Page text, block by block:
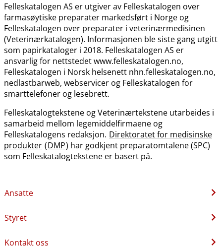
Felleskatalogen AS er utgiver av Felleskatalogen over
farmasøytiske preparater markedsført i Norge og
Felleskatalogen over preparater i veterinærmedisinen
(Veterinærkatalogen). Informasjonen ble siste gang utgitt
som papirkataloger i 2018. Felleskatalogen AS er
ansvarlig for nettstedet www.felleskatalogen.no,
Felleskatalogen i Norsk helsenett nhn.felleskatalogen.no,
nedlastbarweb, webservicer og Felleskatalogen for
smarttelefoner og lesebrett.
Felleskatalogtekstene og Veterinærtekstene utarbeides i
samarbeid mellom legemiddelfirmaene og
Felleskatalogens redaksjon. Direktoratet for medisinske
produkter (DMP) har godkjent preparatomtalene (SPC)
som Felleskatalogtekstene er basert på.
Ansatte
Styret
Kontakt oss